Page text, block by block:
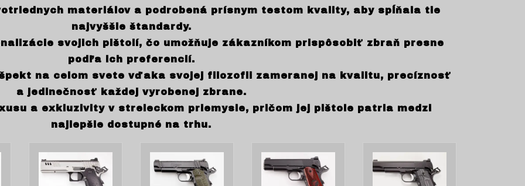
materiálov a podrobená prísnym testom kvality, aby spĺňala tie
najvyššie štandardy.
svojich pištolí, čo umožňuje zákazníkom prispôsobiť zbraň presne
podľa ich preferencií.
na celom svete vďaka svojej filozofii zameranej na kvalitu, precíznosť
a jedinečnosť každej vyrobenej zbrane.
a exkluzivity v streleckom priemysle, pričom jej pištole patria medzi
najlepšie dostupné na trhu.